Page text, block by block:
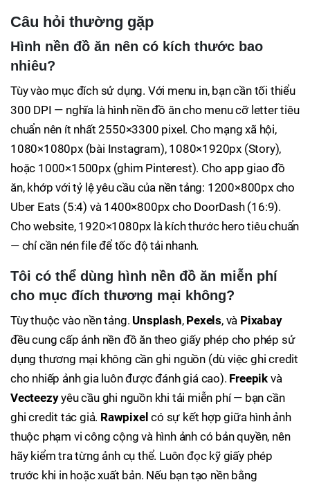
Câu hỏi thường gặp
Hình nền đồ ăn nên có kích thước bao
nhiêu?
Tùy vào mục đích sử dụng. Với menu in, bạn cần tối thiểu
300 DPI — nghĩa là hình nền đồ ăn cho menu cỡ letter tiêu
chuẩn nên ít nhất 2550×3300 pixel. Cho mạng xã hội,
1080×1080px (bài Instagram), 1080×1920px (Story),
hoặc 1000×1500px (ghim Pinterest). Cho app giao đồ
ăn, khớp với tỷ lệ yêu cầu của nền tảng: 1200×800px cho
Uber Eats (5:4) và 1400×800px cho DoorDash (16:9).
Cho website, 1920×1080px là kích thước hero tiêu chuẩn
— chỉ cần nén file để tốc độ tải nhanh.
Tôi có thể dùng hình nền đồ ăn miễn phí
cho mục đích thương mại không?
Tùy thuộc vào nền tảng. Unsplash, Pexels, và Pixabay
đều cung cấp ảnh nền đồ ăn theo giấy phép cho phép sử
dụng thương mại không cần ghi nguồn (dù việc ghi credit
cho nhiếp ảnh gia luôn được đánh giá cao). Freepik và
Vecteezyyêu cầu ghi nguồn khi tải miễn phí — bạn cần
ghi credit tác giả. Rawpixel có sự kết hợp giữa hình ảnh
thuộc phạm vi công cộng và hình ảnh có bản quyền, nên
hãy kiểm tra từng ảnh cụ thể. Luôn đọc kỹ giấy phép
trước khi in hoặc xuất bản. Nếu bạn tạo nền bằng